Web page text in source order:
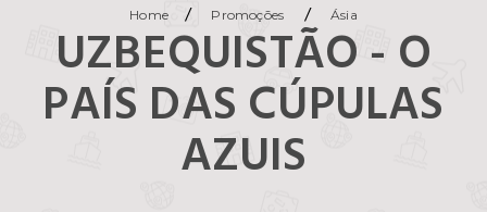
Home / Promoções / Ásia
UZBEQUISTÃO - O
PAÍS DAS CÚPULAS
AZUIS